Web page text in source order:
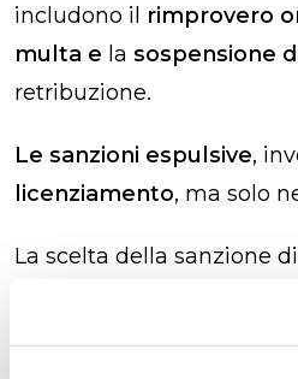
includono il rimprovero
multa e la sospensione
retribuzione.
Le sanzioni espulsive,
licenziamento, ma solo
La scelta della sanzione
. Più è